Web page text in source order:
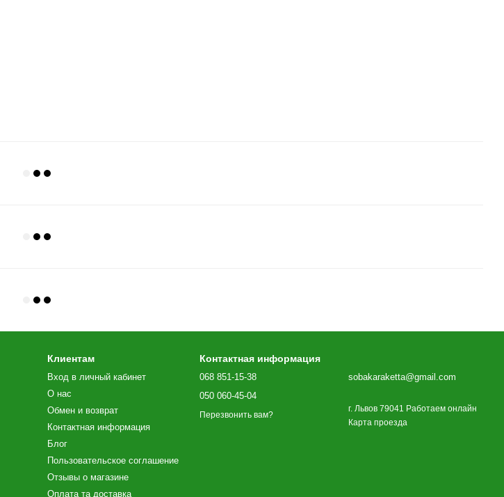
Клиентам
Вход в личный кабинет
О нас
Обмен и возврат
Контактная информация
Блог
Пользовательское соглашение
Отзывы о магазине
Оплата та доставка
Контактная информация
068 851-15-38
050 060-45-04
Перезвонить вам?
sobakaraketta@gmail.com
г. Львов 79041 Работаем онлайн
Карта проезда